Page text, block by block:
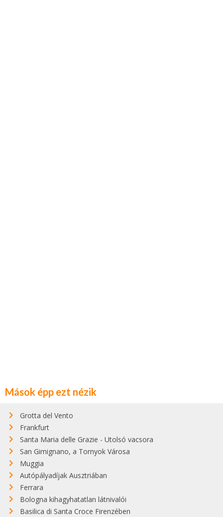
Mások épp ezt nézik
Grotta del Vento
Frankfurt
Santa Maria delle Grazie - Utolsó vacsora
San Gimignano, a Tornyok Városa
Muggia
Autópályadíjak Ausztriában
Ferrara
Bologna kihagyhatatlan látnivalói
Basilica di Santa Croce Firenzében